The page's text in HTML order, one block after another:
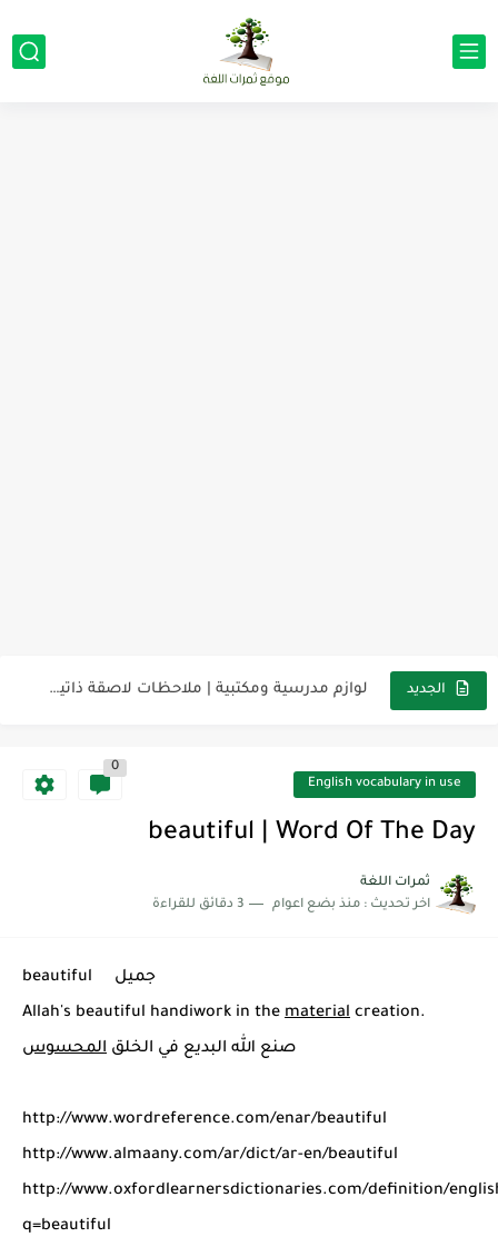
الجديد لوازم مدرسية ومكتبية | ملاحظات لاصقة ذاتية على شكل قلب...
The Winter Surprise
شرح قسم القراءة لكل وحدات الكتاب Super Goal 3 -...
English vocabulary in use
0
beautiful | Word Of The Day
ثمرات اللغة
اخر تحديث : منذ بضع اعوام 3 دقائق للقراءة
beautiful جميل
Allah's beautiful handiwork in the material creation.
صنع الله البديع في الخلق المحسوس
http://www.wordreference.com/enar/beautiful
http://www.almaany.com/ar/dict/ar-en/beautiful
http://www.oxfordlearnersdictionaries.com/definition/
q=beautiful